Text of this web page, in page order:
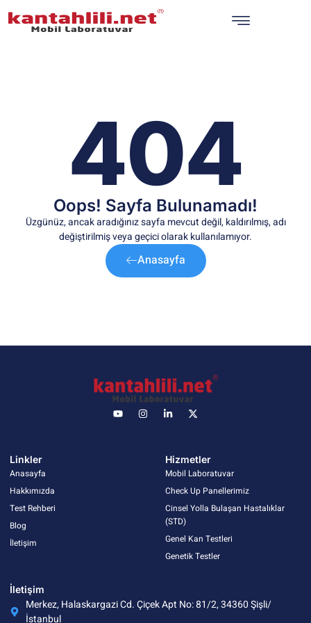
404
Oops! Sayfa Bulunamadı!
Üzgünüz, ancak aradığınız sayfa mevcut değil, kaldırılmış, adı
değiştirilmiş veya geçici olarak kullanılamıyor.
Anasayfa
Linkler
Anasayfa
Hakkımızda
Test Rehberi
Blog
İletişim
Hizmetler
Mobil Laboratuvar
Check Up Panellerimiz
Cinsel Yolla Bulaşan Hastalıklar
(STD)
Genel Kan Testleri
Genetik Testler
İletişim
Merkez, Halaskargazi Cd. Çiçek Apt No: 81/2, 34360 Şişli/
İstanbul